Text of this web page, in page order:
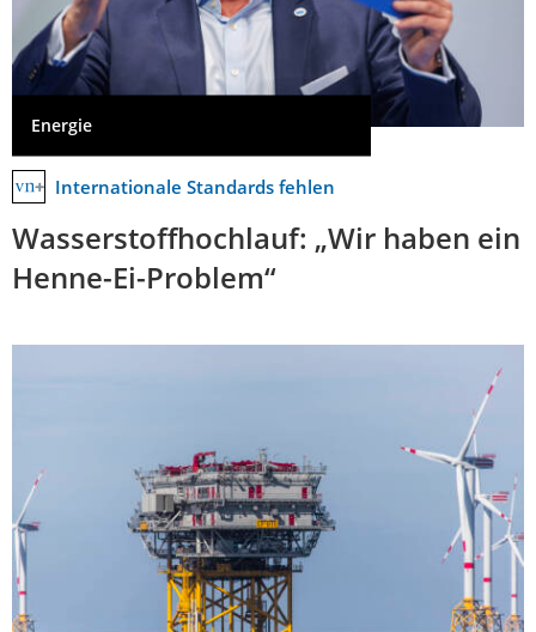
Energie
Internationale Standards fehlen
Wasserstoffhochlauf: „Wir haben ein
Henne-Ei-Problem“